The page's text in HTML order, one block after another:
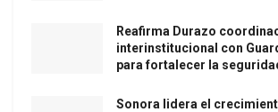
Reafirma Durazo
interinstitucional con
para fortalecer la
Sonora lidera el